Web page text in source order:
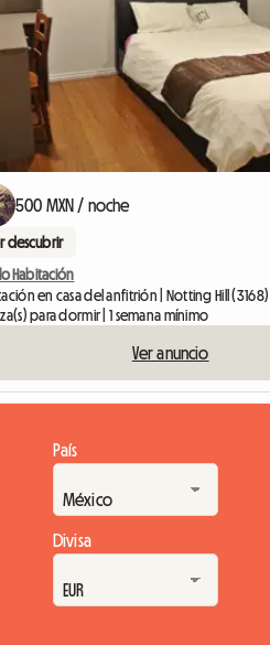
500 MXN / noche
descubrir
Habitación
en casa del anfitrión | Notting Hill (3168)
para dormir | 1 semana mínimo
Ver anuncio
País
Divisa